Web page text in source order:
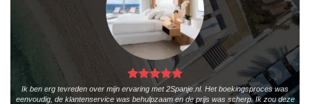
Ik ben erg tevreden over mijn ervaring met 2Spanje.nl. Het boekingsproces was
eenvoudig, de klantenservice was behulpzaam en de prijs was scherp. Ik zou deze